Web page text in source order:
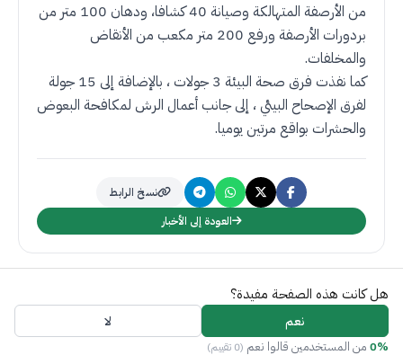
من الأرصفة المتهالكة وصيانة 40 كشافا، ودهان 100 متر من
بردورات الأرصفة ورفع 200 متر مكعب من الأنقاض
والمخلفات.
كما نفذت فرق صحة البيئة 3 جولات ، بالإضافة إلى 15 جولة
لفرق الإصحاح البيئي ، إلى جانب أعمال الرش لمكافحة البعوض
والحشرات بواقع مرتين يوميا.
نسخ الرابط
العودة إلى الأخبار
هل كانت هذه الصفحة مفيدة؟
نعم لا
0% من المستخدمين قالوا نعم (0 تقييم)